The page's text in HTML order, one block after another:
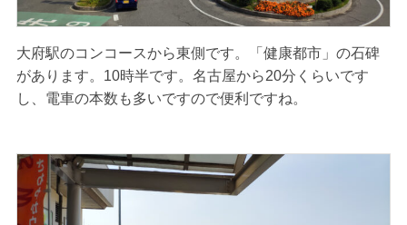
大府駅のコンコースから東側です。「健康都市」の石碑
があります。10時半です。名古屋から20分くらいです
し、電車の本数も多いですので便利ですね。